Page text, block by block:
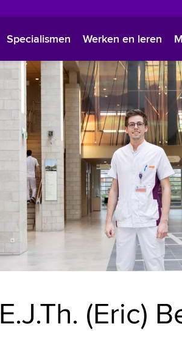
Specialismen Werken en leren
E.J.Th. (Eric)